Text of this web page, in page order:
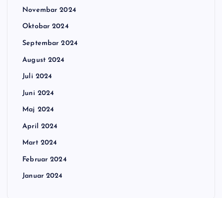
Novembar 2024
Oktobar 2024
Septembar 2024
August 2024
Juli 2024
Juni 2024
Maj 2024
April 2024
Mart 2024
Februar 2024
Januar 2024